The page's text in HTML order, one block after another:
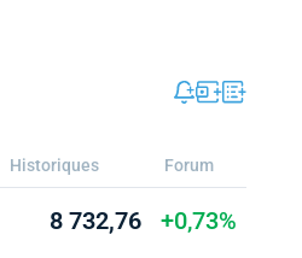
Historiques Forum
8 732,76 +0,73%